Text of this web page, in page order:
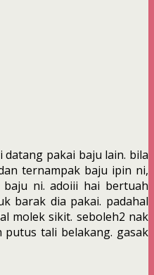
datang pakai baju lain. bila
ternampak baju ipin ni,
ni. adoiii hai bertuah
barak dia pakai. padahal
molek sikit. seboleh2 nak
tali belakang. gasak